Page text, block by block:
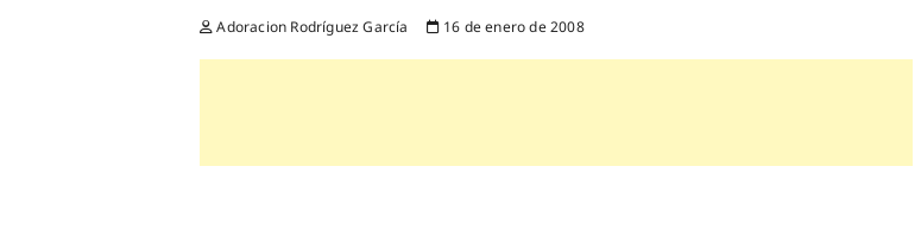
Adoracion Rodríguez García 16 de enero de 2008